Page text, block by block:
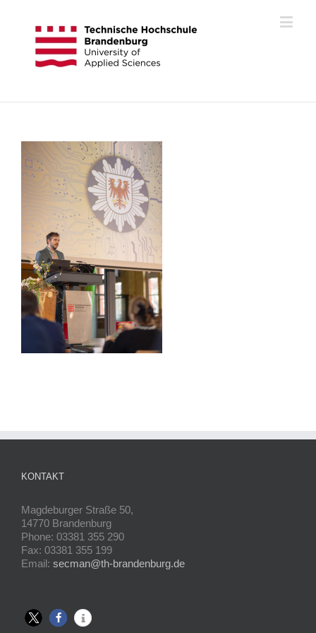
KONTAKT
Magdeburger Straße 50,
14770 Brandenburg
Phone: 03381 355 290
Fax: 03381 355 199
Email: secman@th-brandenburg.de